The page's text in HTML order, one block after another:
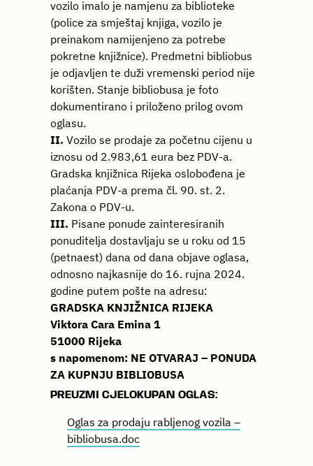
vozilo imalo je namjenu za biblioteke
(police za smještaj knjiga, vozilo je
preinakom namijenjeno za potrebe
pokretne knjižnice). Predmetni bibliobus
je odjavljen te duži vremenski period nije
korišten. Stanje bibliobusa je foto
dokumentirano i priloženo prilog ovom
oglasu.
II. Vozilo se prodaje za početnu cijenu u
iznosu od 2.983,61 eura bez PDV-a.
Gradska knjižnica Rijeka oslobođena je
plaćanja PDV-a prema čl. 90. st. 2.
Zakona o PDV-u.
III. Pisane ponude zainteresiranih
ponuditelja dostavljaju se u roku od 15
(petnaest) dana od dana objave oglasa,
odnosno najkasnije do 16. rujna 2024.
godine putem pošte na adresu:
GRADSKA KNJIŽNICA RIJEKA
Viktora Cara Emina 1
51000 Rijeka
s napomenom: NE OTVARAJ – PONUDA
ZA KUPNJU BIBLIOBUSA
PREUZMI CJELOKUPAN OGLAS:
Oglas za prodaju rabljenog vozila –
bibliobusa.doc